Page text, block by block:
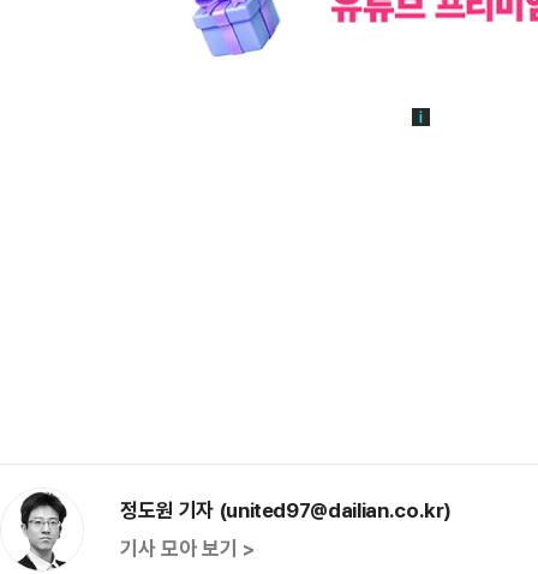
정도원 기자 (united97@dailian.co.kr)
기사 모아 보기 >